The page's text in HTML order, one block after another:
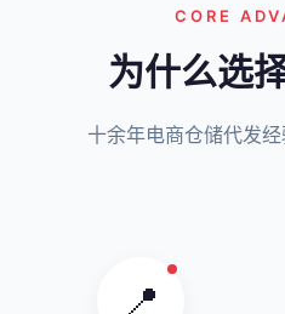
CORE
为什么选
十余年电商仓储代发
📍